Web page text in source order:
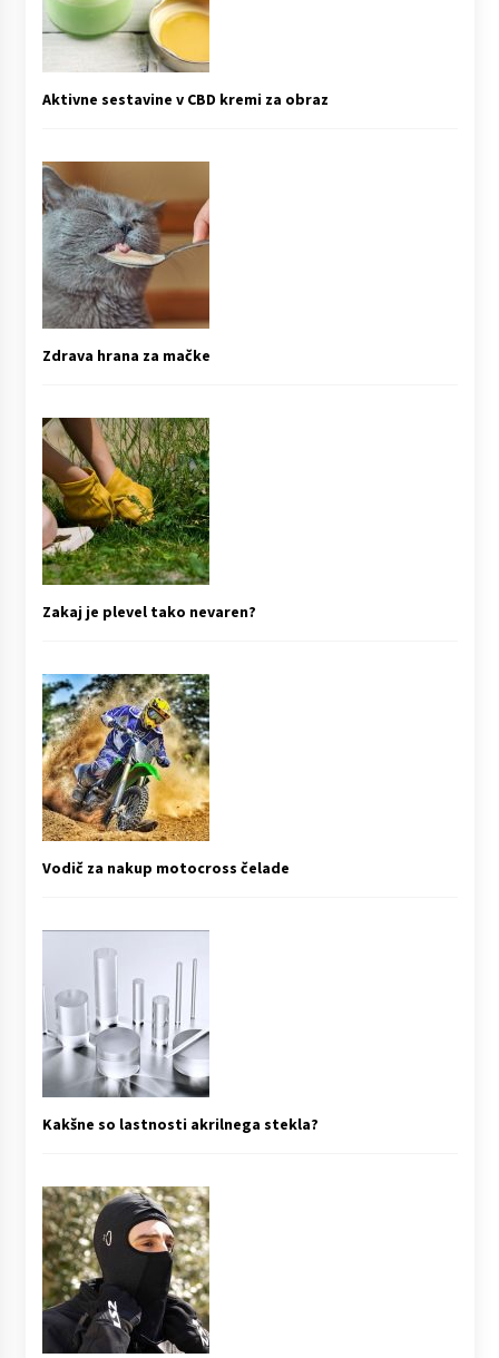
Aktivne sestavine v CBD kremi za obraz
Zdrava hrana za mačke
Zakaj je plevel tako nevaren?
Vodič za nakup motocross čelade
Kakšne so lastnosti akrilnega stekla?